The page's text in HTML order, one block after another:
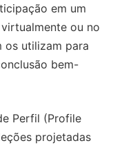
em um
ou no
os utilizam para
bem-
Perfil (Profile
projetadas